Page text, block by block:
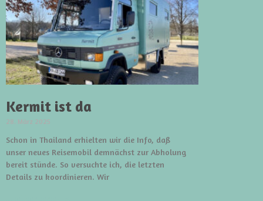
Kermit ist da
28. März 2025
Schon in Thailand erhielten wir die Info, daß
unser neues Reisemobil demnächst zur Abholung
bereit stünde. So versuchte ich, die letzten
Details zu koordinieren. Wir